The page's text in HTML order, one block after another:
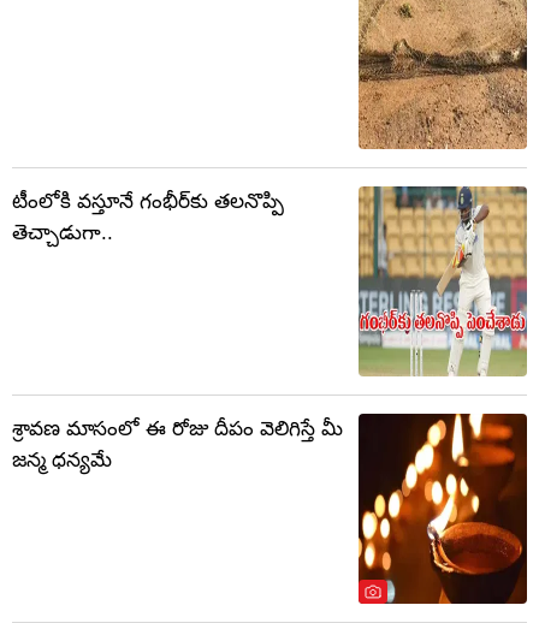
టీంలోకి వస్తూనే గంభీర్‌కు తలనొప్పి
తెచ్చాడుగా..
శ్రావణ మాసంలో ఈ రోజు దీపం వెలిగిస్తే మీ
జన్మ ధన్యమే